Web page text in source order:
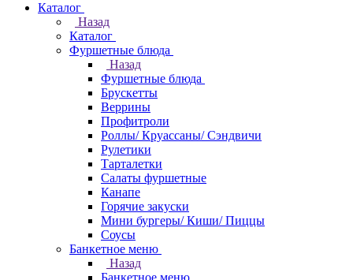
Каталог
Назад
Каталог
Фуршетные блюда
Назад
Фуршетные блюда
Брускетты
Веррины
Профитроли
Роллы/ Круассаны/ Сэндвичи
Рулетики
Тарталетки
Салаты фуршетные
Канапе
Горячие закуски
Мини бургеры/ Киши/ Пиццы
Соусы
Банкетное меню
Назад
Банкетное меню